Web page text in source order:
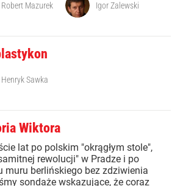
Robert Mazurek Igor Zalewski
Henryk Sawka
Wiktora
lat po polskim "okrągłym stole",
rewolucji" w Pradze i po
muru berlińskiego bez zdziwienia
sondaże wskazujące, że coraz